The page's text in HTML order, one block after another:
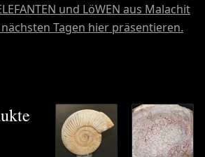
und LöWEN aus Malachit
Tagen hier präsentieren.